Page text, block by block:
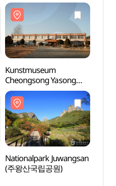
Kunstmuseum
Cheongsong Yasong
(군립 청송야송미술관)
Nationalpark Juwangsan
(주왕산국립공원)